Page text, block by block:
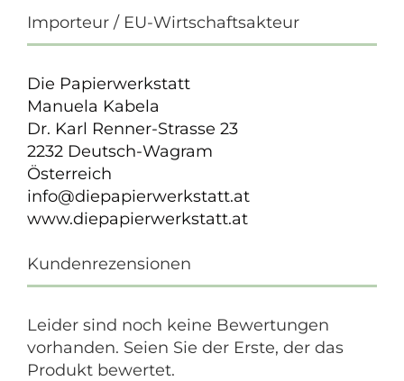
Importeur / EU-Wirtschaftsakteur
Die Papierwerkstatt
Manuela Kabela
Dr. Karl Renner-Strasse 23
2232 Deutsch-Wagram
Österreich
info@diepapierwerkstatt.at
www.diepapierwerkstatt.at
Kundenrezensionen
Leider sind noch keine Bewertungen
vorhanden. Seien Sie der Erste, der das
Produkt bewertet.